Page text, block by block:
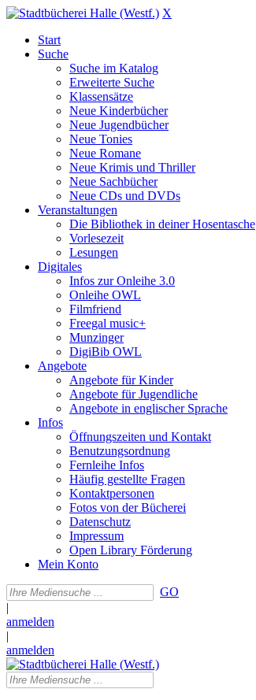
X
Start
Suche
Suche im Katalog
Erweiterte Suche
Klassensätze
Neue Kinderbücher
Neue Jugendbücher
Neue Tonies
Neue Romane
Neue Krimis und Thriller
Neue Sachbücher
Neue CDs und DVDs
Veranstaltungen
Die Bibliothek in deiner Hosentasche
Vorlesezeit
Lesungen
Digitales
Infos zur Onleihe 3.0
Onleihe OWL
Filmfriend
Freegal music+
Munzinger
DigiBib OWL
Angebote
Angebote für Kinder
Angebote für Jugendliche
Angebote in englischer Sprache
Infos
Öffnungszeiten und Kontakt
Benutzungsordnung
Fernleihe Infos
Häufig gestellte Fragen
Kontaktpersonen
Fotos von der Bücherei
Datenschutz
Impressum
Open Library Förderung
Mein Konto
GO
|
anmelden
|
anmelden